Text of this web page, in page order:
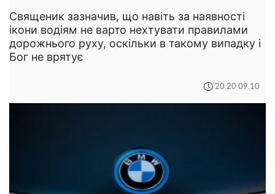
Священик зазначив, що навіть за наявності
ікони водіям не варто нехтувати правилами
дорожнього руху, оскільки в такому випадку і
Бог не врятує
20:20 09.10